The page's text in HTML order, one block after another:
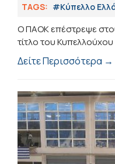
TAGS: #Κύπελλο
Ο ΠΑΟΚ επέστρεψε
τίτλο του
Δείτε Περισσότερα →